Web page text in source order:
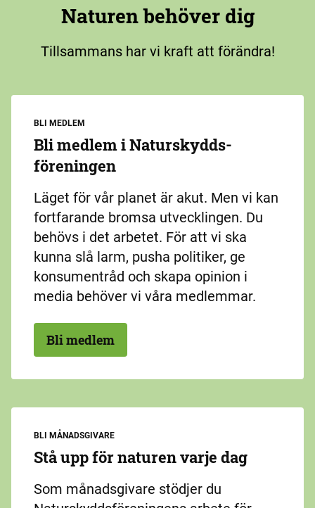
Naturen behöver dig
Tillsammans har vi kraft att förändra!
BLI MEDLEM
Bli medlem i Naturskydds­
föreningen
Läget för vår planet är akut. Men vi kan
fortfarande bromsa utvecklingen. Du
behövs i det arbetet. För att vi ska
kunna slå larm, pusha politiker, ge
konsumentråd och skapa opinion i
media behöver vi våra medlemmar.
Bli medlem
BLI MÅNADSGIVARE
Stå upp för naturen varje dag
Som månadsgivare stödjer du